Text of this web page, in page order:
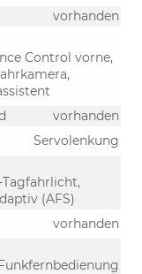
vorhanden
Control vorne,
vorhanden
Servolenkung
(AFS)
vorhanden